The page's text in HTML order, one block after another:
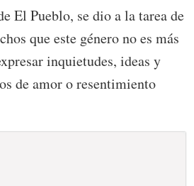
El Pueblo, se dio a la tarea de
que este género no es más
inquietudes, ideas y
de amor o resentimiento